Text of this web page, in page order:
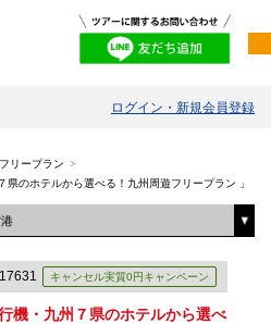
ログイン・新規会員登録
リープラン
県のホテルから選べる！九州周遊フリープラン 」
キャンセル実質0円キャンペーン
機・九州７県のホテルから選べ